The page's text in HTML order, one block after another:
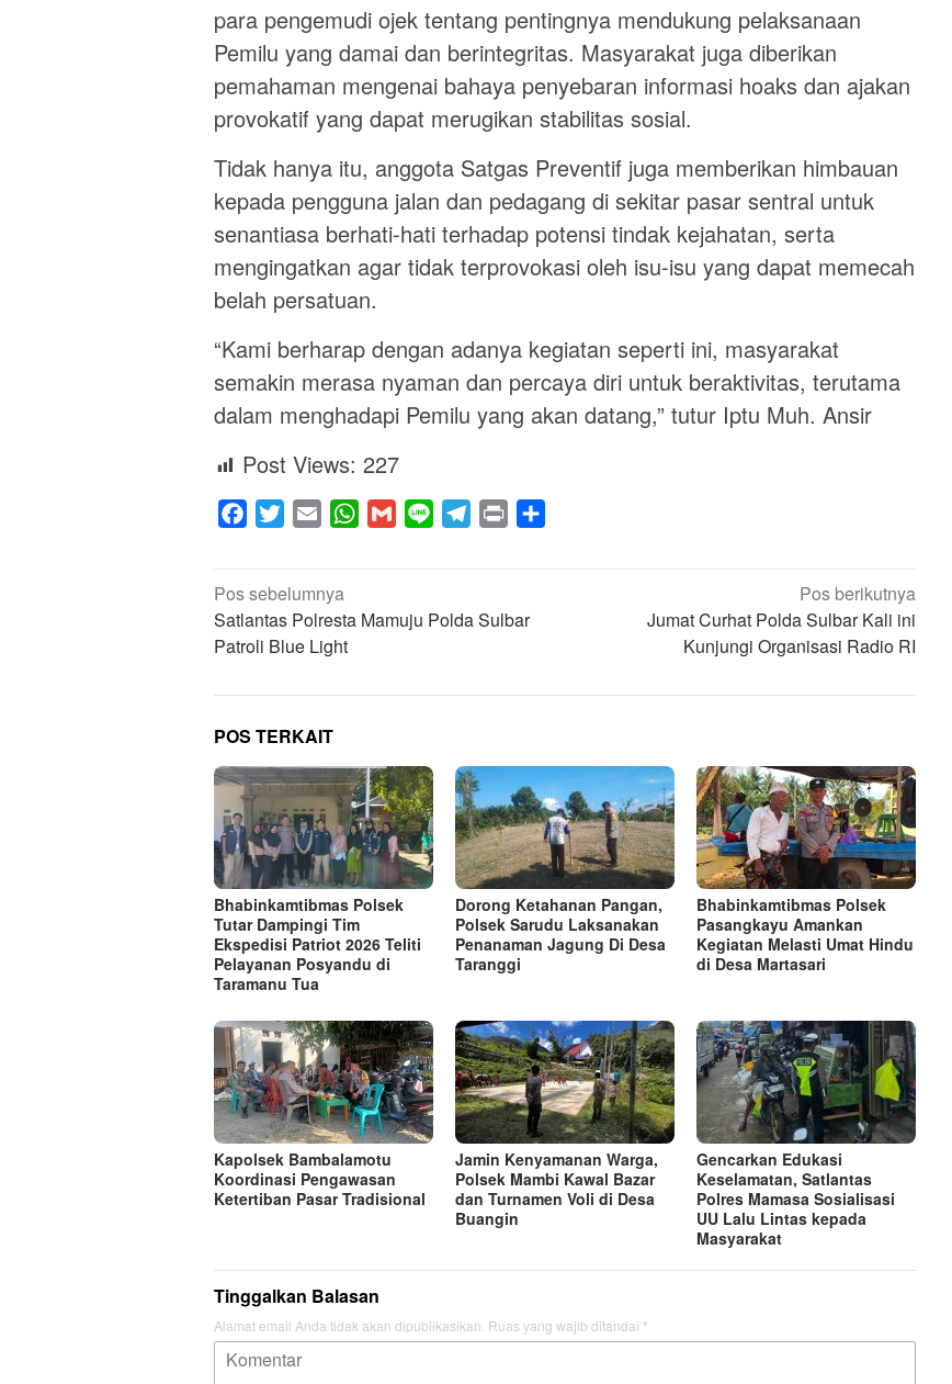
para pengemudi ojek tentang pentingnya mendukung pelaksanaan
Pemilu yang damai dan berintegritas. Masyarakat juga diberikan
pemahaman mengenai bahaya penyebaran informasi hoaks dan ajakan
provokatif yang dapat merugikan stabilitas sosial.
Tidak hanya itu, anggota Satgas Preventif juga memberikan himbauan
kepada pengguna jalan dan pedagang di sekitar pasar sentral untuk
senantiasa berhati-hati terhadap potensi tindak kejahatan, serta
mengingatkan agar tidak terprovokasi oleh isu-isu yang dapat memecah
belah persatuan.
“Kami berharap dengan adanya kegiatan seperti ini, masyarakat
semakin merasa nyaman dan percaya diri untuk beraktivitas, terutama
dalam menghadapi Pemilu yang akan datang,” tutur Iptu Muh. Ansir
Post Views: 227
Facebook
Twitter Email WhatsApp
Gmail Line Telegram
Print
Navigasi
pos
Pos sebelumnya
Satlantas Polresta Mamuju Polda Sulbar
Patroli Blue Light
Pos berikutnya
Jumat Curhat Polda Sulbar Kali ini
Kunjungi Organisasi Radio RI
POS TERKAIT
Bhabinkamtibmas Polsek
Tutar Dampingi Tim
Ekspedisi Patriot 2026 Teliti
Pelayanan Posyandu di
Taramanu Tua
Dorong Ketahanan Pangan,
Polsek Sarudu Laksanakan
Penanaman Jagung Di Desa
Taranggi
Bhabinkamtibmas Polsek
Pasangkayu Amankan
Kegiatan Melasti Umat Hindu
di Desa Martasari
Kapolsek Bambalamotu
Koordinasi Pengawasan
Ketertiban Pasar Tradisional
Jamin Kenyamanan Warga,
Polsek Mambi Kawal Bazar
dan Turnamen Voli di Desa
Buangin
Gencarkan Edukasi
Keselamatan, Satlantas
Polres Mamasa Sosialisasi
UU Lalu Lintas kepada
Masyarakat
Tinggalkan Balasan
Alamat email Anda tidak akan dipublikasikan. Ruas yang wajib ditandai *